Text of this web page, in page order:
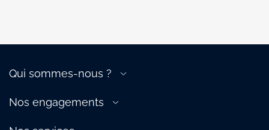
Qui sommes-nous ?
Gouvernance
Nos équipes
Nos engagements